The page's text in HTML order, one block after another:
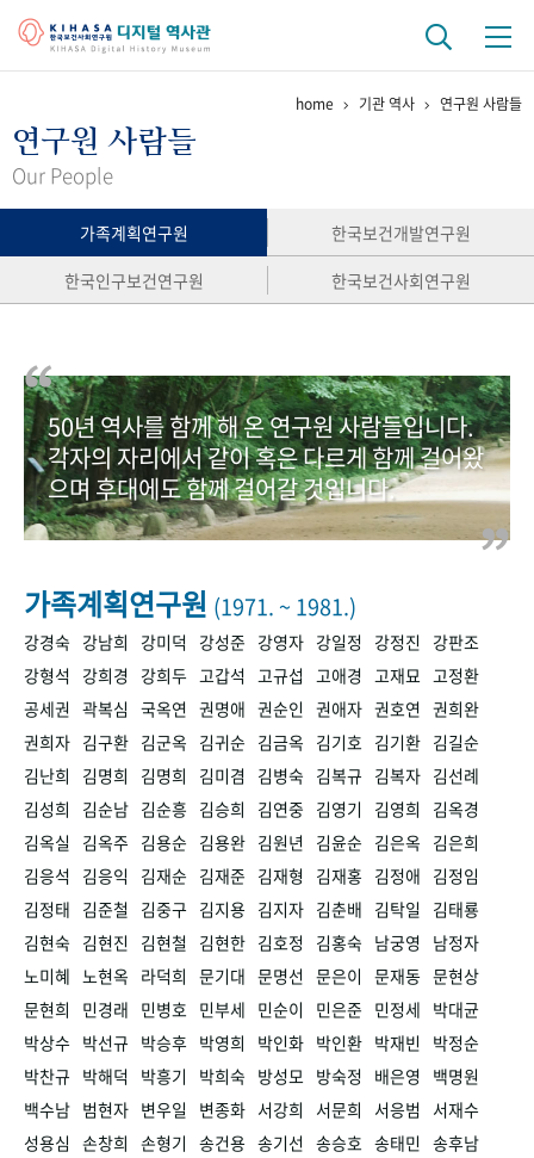
걸어온 길 기관 변천사
연구 역사
정책과 연구 키워드로 보는 연구 역사
연구자들
간행물 변천사
기록물 아카이브
사진 아카이브 문서 기록물 행정박물 영상 기록물
50+1주년 기념
+1
VR 역사관
home 기관 역사 연구원 사람들
연구원 사람들
Our People
가족계획연구원
한국보건개발연구원
한국인구보건연구원
한국보건사회연구원
50년 역사를 함께 해 온 연구원 사람들입니다.
각자의 자리에서 같이 혹은 다르게 함께 걸어왔
으며 후대에도 함께 걸어갈 것입니다.
가족계획연구원 (1971. ~ 1981.)
강경숙 강남희 강미덕 강성준 강영자 강일정 강정진
강판조
강형석
강희경 강희두 고갑석 고규섭 고애경 고재묘 고정환
공세권 곽복심 국옥연 권명애 권순인 권애자 권호연 권희완
권희자 김구환 김군옥 김귀순 김금옥 김기호 김기환 김길순
김난희
김명희 김명희 김미겸 김병숙 김복규 김복자 김선례
김성희
김순남 김순흥 김승희 김연중 김영기 김영희
김옥경
김옥실
김옥주 김용순 김용완 김원년 김윤순 김은옥 김은희
김응석
김응익 김재순 김재준 김재형 김재홍 김정애 김정임
김정태 김준철 김중구 김지용 김지자 김춘배 김탁일
김태룡
김현숙 김현진 김현철 김현한 김호정 김홍숙 남궁영
남정자
노미혜 노현옥 라덕희 문기대 문명선 문은이 문재동 문현상
문현희
민경래 민병호 민부세 민순이 민은준 민정세 박대균
박상수 박선규 박승후 박영희 박인화 박인환 박재빈
박정순
박찬규 박해덕 박흥기 박희숙 방성모 방숙정 배은영
백명원
백수남 범현자 변우일 변종화 서강희 서문희 서응범
서재수
성용심 손창희 손형기 송건용 송기선 송승호 송태민 송후남